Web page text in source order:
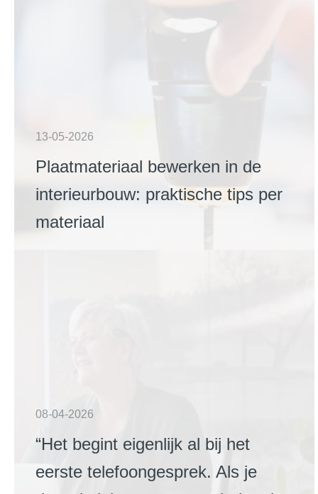
13-05-2026
Plaatmateriaal bewerken in de
interieurbouw: praktische tips per
materiaal
08-04-2026
“Het begint eigenlijk al bij het
eerste telefoongesprek. Als je